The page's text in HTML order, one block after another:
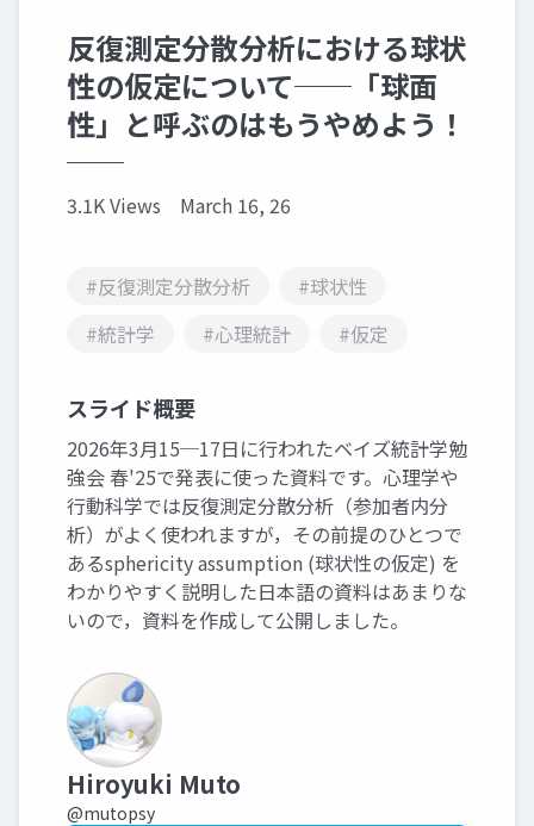
反復測定分散分析における球状
性の仮定について──「球面
性」と呼ぶのはもうやめよう！
──
3.1K Views March 16, 26
#反復測定分散分析
#球状性
#統計学
#心理統計 #仮定
スライド概要
2026年3月15─17日に行われたベイズ統計学勉
強会 春'25で発表に使った資料です。心理学や
行動科学では反復測定分散分析（参加者内分
析）がよく使われますが，その前提のひとつで
あるsphericity assumption (球状性の仮定) を
わかりやすく説明した日本語の資料はあまりな
いので，資料を作成して公開しました。
Hiroyuki Muto
@mutopsy